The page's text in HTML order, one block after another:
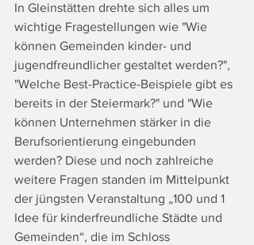
In Gleinstätten drehte sich alles um
wichtige Fragestellungen wie "Wie
können Gemeinden kinder- und
jugendfreundlicher gestaltet werden?",
"Welche Best-Practice-Beispiele gibt es
bereits in der Steiermark?" und "Wie
können Unternehmen stärker in die
Berufsorientierung eingebunden
werden? Diese und noch zahlreiche
weitere Fragen standen im Mittelpunkt
der jüngsten Veranstaltung „100 und 1
Idee für kinderfreundliche Städte und
Gemeinden“, die im Schloss